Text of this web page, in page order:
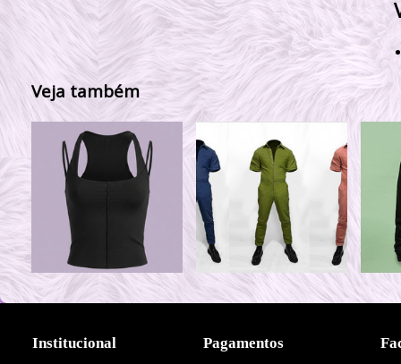
Veja também
Institucional Pagamentos